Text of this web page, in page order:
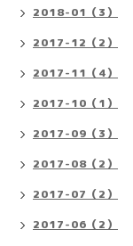
2018-01（3）
2017-12（2）
2017-11（4）
2017-10（1）
2017-09（3）
2017-08（2）
2017-07（2）
2017-06（2）